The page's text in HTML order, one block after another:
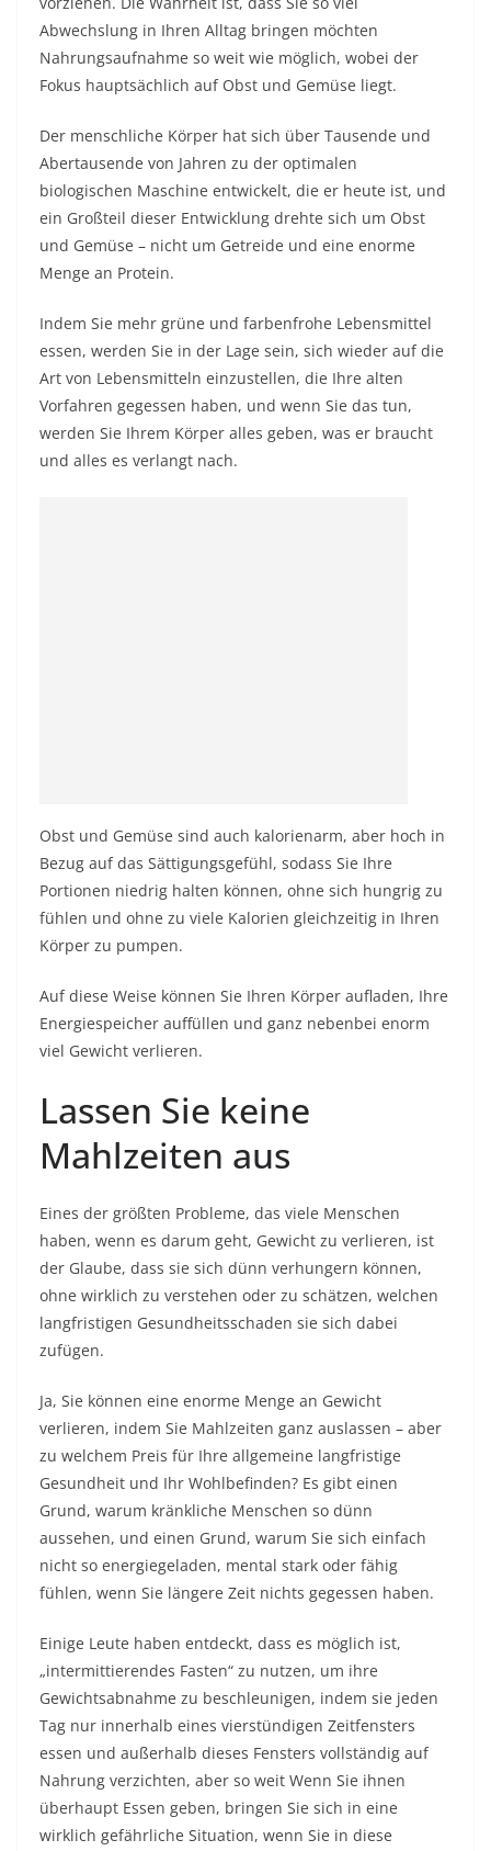
Abwechslung in Ihren Alltag bringen möchten
Nahrungsaufnahme so weit wie möglich, wobei der
Fokus hauptsächlich auf Obst und Gemüse liegt.
Der menschliche Körper hat sich über Tausende und
Abertausende von Jahren zu der optimalen
biologischen Maschine entwickelt, die er heute ist, und
ein Großteil dieser Entwicklung drehte sich um Obst
und Gemüse – nicht um Getreide und eine enorme
Menge an Protein.
Indem Sie mehr grüne und farbenfrohe Lebensmittel
essen, werden Sie in der Lage sein, sich wieder auf die
Art von Lebensmitteln einzustellen, die Ihre alten
Vorfahren gegessen haben, und wenn Sie das tun,
werden Sie Ihrem Körper alles geben, was er braucht
und alles es verlangt nach.
Obst und Gemüse sind auch kalorienarm, aber hoch in
Bezug auf das Sättigungsgefühl, sodass Sie Ihre
Portionen niedrig halten können, ohne sich hungrig zu
fühlen und ohne zu viele Kalorien gleichzeitig in Ihren
Körper zu pumpen.
Auf diese Weise können Sie Ihren Körper aufladen, Ihre
Energiespeicher auffüllen und ganz nebenbei enorm
viel Gewicht verlieren.
Lassen Sie keine
Mahlzeiten aus
Eines der größten Probleme, das viele Menschen
haben, wenn es darum geht, Gewicht zu verlieren, ist
der Glaube, dass sie sich dünn verhungern können,
ohne wirklich zu verstehen oder zu schätzen, welchen
langfristigen Gesundheitsschaden sie sich dabei
zufügen.
Ja, Sie können eine enorme Menge an Gewicht
verlieren, indem Sie Mahlzeiten ganz auslassen – aber
zu welchem ​​Preis für Ihre allgemeine langfristige
Gesundheit und Ihr Wohlbefinden? Es gibt einen
Grund, warum kränkliche Menschen so dünn
aussehen, und einen Grund, warum Sie sich einfach
nicht so energiegeladen, mental stark oder fähig
fühlen, wenn Sie längere Zeit nichts gegessen haben.
Einige Leute haben entdeckt, dass es möglich ist,
„intermittierendes Fasten“ zu nutzen, um ihre
Gewichtsabnahme zu beschleunigen, indem sie jeden
Tag nur innerhalb eines vierstündigen Zeitfensters
essen und außerhalb dieses Fensters vollständig auf
Nahrung verzichten, aber so weit Wenn Sie ihnen
überhaupt Essen geben, bringen Sie sich in eine
wirklich gefährliche Situation, wenn Sie in diese